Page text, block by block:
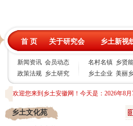
首 页 关于研究会 乡土新视
新闻资讯 会员动态
政策法规 乡土研究
名村名镇 乡贤
乡土企业 美丽
欢迎您来到乡土安徽网！今天是： 2026年8
乡土文化苑